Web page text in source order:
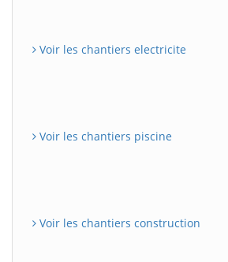
Voir les chantiers electricite
Voir les chantiers piscine
Voir les chantiers construction